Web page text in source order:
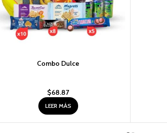
Combo Dulce
$68.87
LEER MÁS